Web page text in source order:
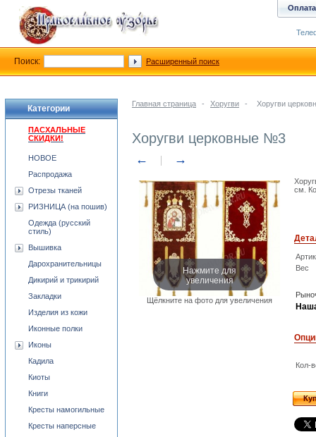
Главная страница - Хоругви - Хоругви
Хоругви церковные №3
← →
Нажмите для
увеличения
Щёлкните на фото для увеличения
см.
Вес
Кол-
Категории
ПАСХАЛЬНЫЕ
СКИДКИ!
НОВОЕ
Распродажа
Отрезы тканей
РИЗНИЦА (на пошив)
Одежда (русский
стиль)
Вышивка
Дарохранительницы
Дикирий и трикирий
Закладки
Изделия из кожи
Иконные полки
Иконы
Кадила
Киоты
Книги
Кресты намогильные
Кресты наперсные
Оплата
Поиск: Расширенный поиск